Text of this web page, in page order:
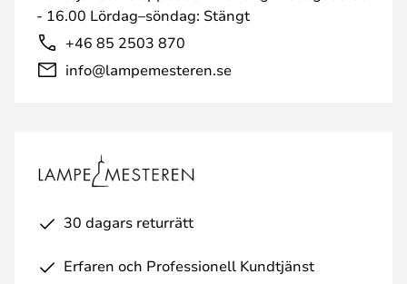
- 16.00 Lördag–söndag: Stängt
+46 85 2503 870
info@lampemesteren.se
30 dagars returrätt
Erfaren och Professionell Kundtjänst